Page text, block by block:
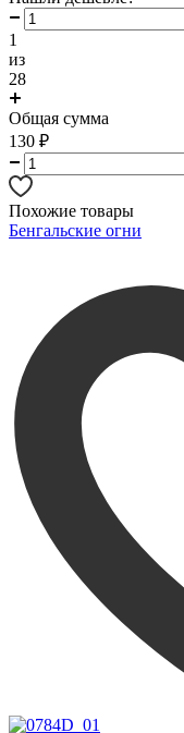
1
из
28
Общая сумма
130 ₽
Похожие товары
Бенгальские огни